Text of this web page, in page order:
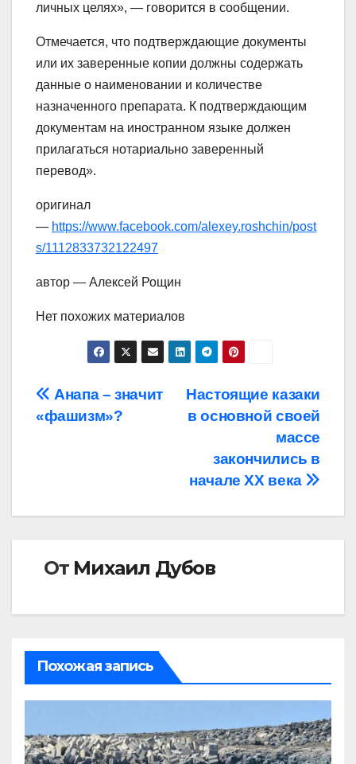
личных целях», — говорится в сообщении.
Отмечается, что подтверждающие документы
или их заверенные копии должны содержать
данные о наименовании и количестве
назначенного препарата. К подтверждающим
документам на иностранном языке должен
прилагаться нотариально заверенный
перевод».
оригинал
— https://www.facebook.com/alexey.roshchin/post
s/1112833732122497
автор — Алексей Рощин
Нет похожих материалов
Навигация
по
Настоящие казаки
в основной своей
массе
закончились в
начале XX века
Анапа – значит
«фашизм»?
От Михаил Дубов
Похожая запись